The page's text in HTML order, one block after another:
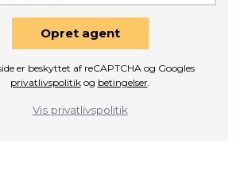
Opret agent
er beskyttet af reCAPTCHA og Googles
privatlivspolitikog betingelser.
Vis privatlivspolitik